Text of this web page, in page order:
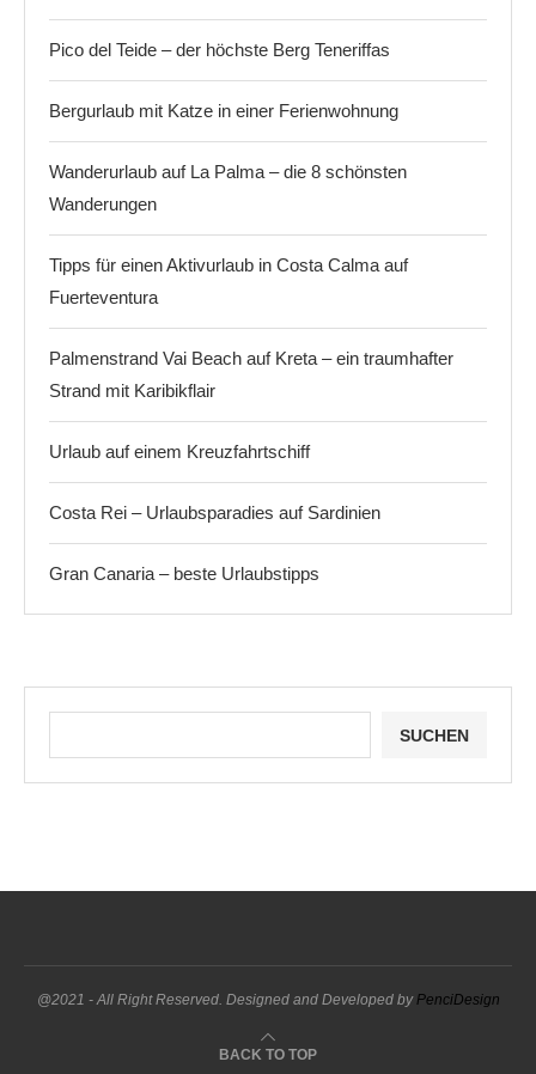
Pico del Teide – der höchste Berg Teneriffas
Bergurlaub mit Katze in einer Ferienwohnung
Wanderurlaub auf La Palma – die 8 schönsten
Wanderungen
Tipps für einen Aktivurlaub in Costa Calma auf
Fuerteventura
Palmenstrand Vai Beach auf Kreta – ein traumhafter
Strand mit Karibikflair
Urlaub auf einem Kreuzfahrtschiff
Costa Rei – Urlaubsparadies auf Sardinien
Gran Canaria – beste Urlaubstipps
SUCHEN
@2021 - All Right Reserved. Designed and Developed byPenciDesign
BACK TO TOP